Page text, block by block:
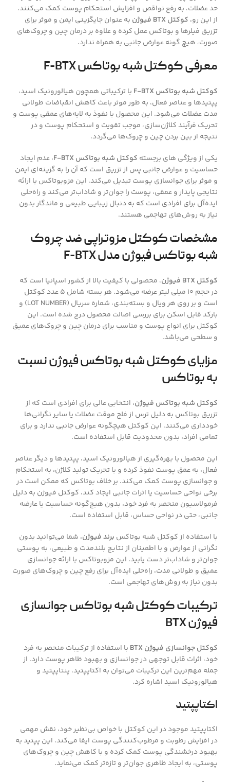
حد عضلات، به رفع نواقص و افزایش استحکام پوست کمک می‌کنند.
از این رو، کوکتل BTX فیوژن
به عنوان جایگزینی ایمن و موثر برای
تزریق فیلرها و بوتاکس عمل کرده و علاوه بر درمان چین و چروک‌های
صورت، هیچ گونه عوارض جانبی به همراه ندارد.
معرفی کوکتل شبه بوتاکس F-BTX
کوکتل شبه بوتاکس F-BTX
با ترکیباتی همچون هیالورونیک اسید،
پپتیدها و عناصر فعال، به طور موثر باعث کاهش انقباضات طولانی
مدت عضلات می‌شود. این محصول با نفوذ به لایه‌های عمقی پوست و
تحریک فرآیند کلاژن‌سازی، موجب تقویت و استحکام پوست و در
نتیجه از بین بردن چین و چروک‌ها می‌گردد.
یکی از ویژگی‌ های برجسته کوکتل شبه بوتاکس F-BTX
، عدم ایجاد
حساسیت و عوارض جانبی پس از تزریق است که آن را به گزینه‌ای ایمن
و موثر برای جوانسازی پوست تبدیل می‌کند. این مزوبوتاکس با ارائه
نتایجی پایدار و عمقی، پوست را جوان‌تر و شاداب‌تر می‌کند و راه‌حلی
ایده‌آل برای افرادی است که به دنبال زیبایی طبیعی و ماندگار بدون
نیاز به روش‌های تهاجمی هستند.
مشخصات کوکتل مزوتراپی ضد چروک
شبه بوتاکس فیوژن مدل F-BTX
کوکتل BTX فیوژن
، محصولی با کیفیت بالا از کشور اسپانیا است که
در حجم ۱۰ میلی لیتر عرضه می‌شود. هر بسته شامل ۵ عدد کوکتل
است و بر روی هر ویال و بسته‌بندی، شماره سریال (LOT NUMBER) و
بارکد قابل اسکن برای بررسی اصالت محصول درج شده است. این
کوکتل برای انواع پوست و مناسب برای درمان چین و چروک‌های عمیق
و سطحی می‌باشد.
مزایای کوکتل شبه بوتاکس فیوژن نسبت
به بوتاکس
کوکتل شبه بوتاکس فیوژن، انتخابی عالی برای افرادی است که از
تزریق بوتاکس به دلیل ترس از فلج موقت عضلات یا سایر نگرانی‌ها
خودداری می‌کنند. این کوکتل هیچگونه عوارض جانبی ندارد و برای
تمامی افراد، بدون محدودیت قابل استفاده است.
این محصول با بهره‌گیری از هیالورونیک اسید، پپتیدها و دیگر عناصر
فعال، به عمق پوست نفوذ کرده و با تحریک تولید کلاژن، به استحکام
و جوانسازی پوست کمک می‌کند. بر خلاف بوتاکس که ممکن است در
برخی نواحی حساسیت یا اثرات جانبی ایجاد کند، کوکتل فیوژن به دلیل
فرمولاسیون منحصر به فرد خود، بدون هیچ‌گونه حساسیت یا عارضه
جانبی، حتی در نواحی حساس، قابل استفاده است.
با استفاده از کوکتل شبه بوتاکس برند فیوژن، شما می‌توانید بدون
نگرانی از عوارض و با اطمینان از نتایج بلندمدت و طبیعی، به پوستی
جوان‌تر و شاداب‌تر دست یابید. این مزوبوتاکس با ارائه جوانسازی
عمیق و طولانی مدت، راه‌حلی ایده‌آل برای رفع چین و چروک‌های صورت
بدون نیاز به روش‌های تهاجمی است.
ترکیبات کوکتل شبه بوتاکس جوانسازی
فیوژن BTX
کوکتل جوانسازی فیوژن BTX
با استفاده از ترکیبات منحصر به فرد
خود، اثرات قابل توجهی در جوانسازی و بهبود ظاهر پوست دارد. از
جمله مهم‌ترین این ترکیبات می‌توان به اکتاپپتید، پنتاپپتید و
هیالورونیک اسید اشاره کرد.
اکتاپپتید
اکتاپپتید موجود در این کوکتل با خواص بی‌نظیر خود، نقش مهمی
در افزایش رطوبت و مرطوب‌کنندگی پوست ایفا می‌کند. این پپتید به
بهبود درخشندگی پوست کمک کرده و با کاهش چین و چروک‌های
پوستی، به ایجاد ظاهری جوان‌تر و تازه‌تر کمک می‌نماید.